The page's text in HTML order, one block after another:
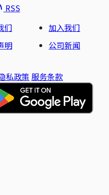
RSS
们
加入我们
明
公司新闻
私政策 服务条款